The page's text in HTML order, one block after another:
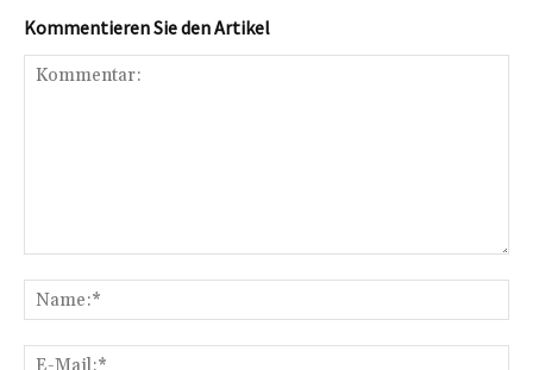
Kommentieren Sie den Artikel